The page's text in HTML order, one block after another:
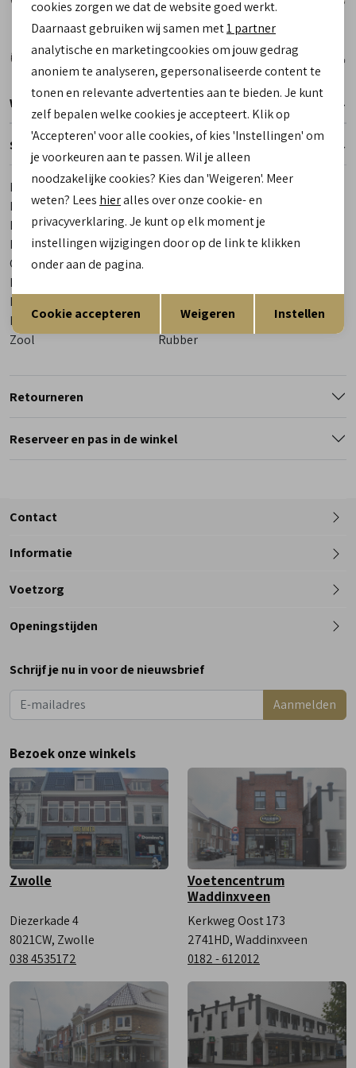
Winkelvoorraad
Specificaties
Merk
Finn Comfort
Leveranciercode
2562 195241 Gomera
Bestelcode
00027505-80
Los voetbed
Ja
Categorie
Kleur
Materiaal buitenkant
Materiaal binnenkant
Leer
Zool
Rubber
Retourneren
Reserveer en pas in de winkel
Contact
Telefoon
Informatie
Voetzorg
Openingstijden
Dinsdag
Woensdag
9:00 - 18:00
Vrijdag
Zaterdag
9:00 - 17:00
Schrijf je nu in voor de nieuwsbrief
Aanmelden
Bezoek onze winkels
Zwolle
Diezerkade 4
8021CW, Zwolle
038 4535172
Voetencentrum
Waddinxveen
Kerkweg Oost 173
2741HD, Waddinxveen
0182 - 612012
Analytische cookies
Marketing cookies
Terug Opslaan
cookies zorgen we dat de website goed werkt.
Daarnaast gebruiken wij samen met1 partner
analytische en marketingcookies om jouw gedrag
anoniem te analyseren, gepersonaliseerde content te
tonen en relevante advertenties aan te bieden. Je kunt
zelf bepalen welke cookies je accepteert. Klik op
'Accepteren' voor alle cookies, of kies 'Instellingen' om
je voorkeuren aan te passen. Wil je alleen
noodzakelijke cookies? Kies dan 'Weigeren'. Meer
weten? Lees hieralles over onze cookie- en
privacyverklaring. Je kunt op elk moment je
instellingen wijzigingen door op de link te klikken
onder aan de pagina.
Cookie accepteren Weigeren Instellen